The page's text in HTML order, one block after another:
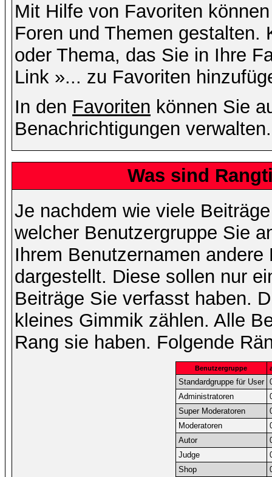
Mit Hilfe von Favoriten
Foren und Themen
oder Thema, das Sie in Ihre
Link »... zu Favoriten
In den Favoriten können Sie
Benachrichtigungen verwalten.
Was sind
Je nachdem wie viele
welcher Benutzergruppe Sie
Ihrem Benutzernamen
dargestellt. Diese sollen nur
Beiträge Sie verfasst haben.
kleines Gimmik zählen. Alle
Rang sie haben. Folgende
Benutzergruppe
Standardgruppe für User
Administratoren
Super Moderatoren
Moderatoren
Autor
Judge
Shop